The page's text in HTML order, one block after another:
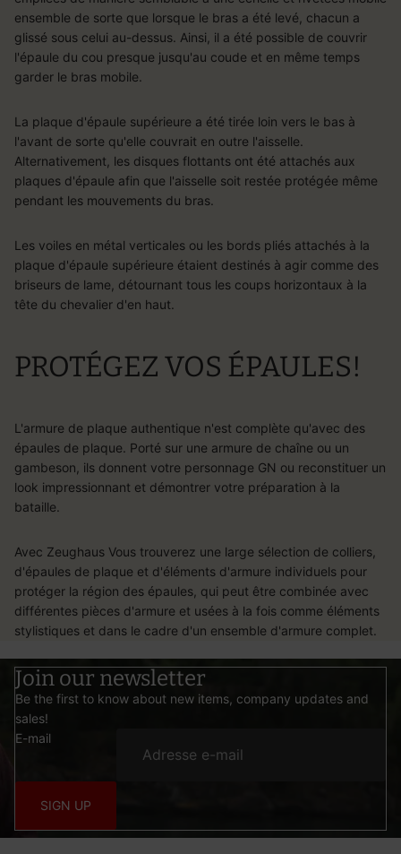
ensemble de sorte que lorsque le bras a été levé, chacun a
glissé sous celui au-dessus. Ainsi, il a été possible de couvrir
l'épaule du cou presque jusqu'au coude et en même temps
garder le bras mobile.
La plaque d'épaule supérieure a été tirée loin vers le bas à
l'avant de sorte qu'elle couvrait en outre l'aisselle.
Alternativement, les disques flottants ont été attachés aux
plaques d'épaule afin que l'aisselle soit restée protégée même
pendant les mouvements du bras.
Les voiles en métal verticales ou les bords pliés attachés à la
plaque d'épaule supérieure étaient destinés à agir comme des
briseurs de lame, détournant tous les coups horizontaux à la
tête du chevalier d'en haut.
PROTÉGEZ VOS ÉPAULES!
L'armure de plaque authentique n'est complète qu'avec des
épaules de plaque. Porté sur une armure de chaîne ou un
gambeson, ils donnent votre personnage GN ou reconstituer un
look impressionnant et démontrer votre préparation à la
bataille.
Avec Zeughaus Vous trouverez une large sélection de colliers,
d'épaules de plaque et d'éléments d'armure individuels pour
protéger la région des épaules, qui peut être combinée avec
différentes pièces d'armure et usées à la fois comme éléments
stylistiques et dans le cadre d'un ensemble d'armure complet.
Join our newsletter
Be the first to know about new items, company updates and
sales!
E-mail
SIGN UP